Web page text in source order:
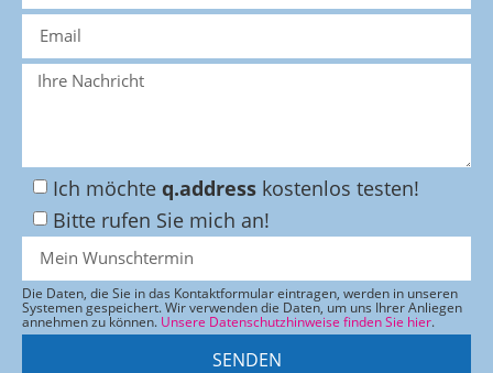
Ich möchte q.address kostenlos testen!
Bitte rufen Sie mich an!
Die Daten, die Sie in das Kontaktformular eintragen, werden in unseren
Systemen gespeichert. Wir verwenden die Daten, um uns Ihrer Anliegen
annehmen zu können. Unsere Datenschutzhinweise finden Sie hier.
SENDEN